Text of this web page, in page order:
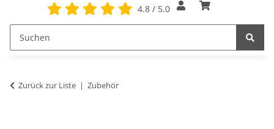
4.8 / 5.0
Zurück zur Liste Zubehör